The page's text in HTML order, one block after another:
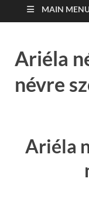
MAIN
Ariéla
névre
Ariéla